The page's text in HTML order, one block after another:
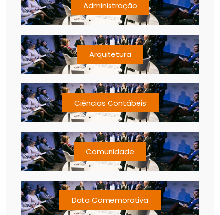
Administração
Arquitetura
Ciências Contábeis
Comunidade
Data Comemorativa